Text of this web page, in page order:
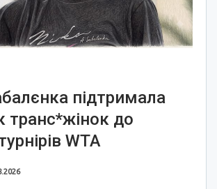
підтримала
транс*жінок до
WTA